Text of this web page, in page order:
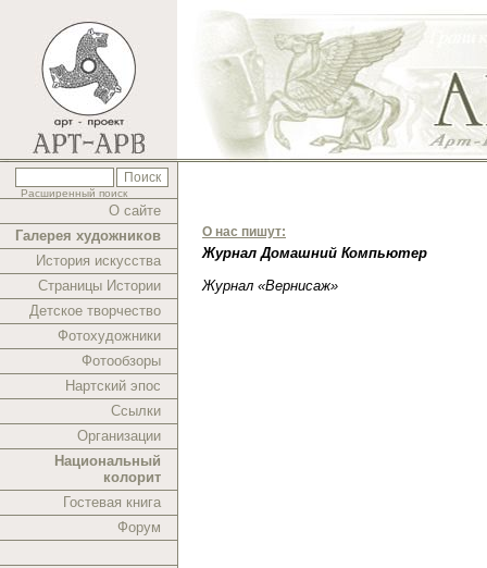
Расширенный поиск
О сайте
Галерея художников
История искусства
Страницы Истории
Детское творчество
Фотохудожники
Фотообзоры
Нартский эпос
Ссылки
Организации
Национальный
колорит
Гостевая книга
Форум
О нас пишут:
Журнал Домашний Компьютер
Журнал «Вернисаж»